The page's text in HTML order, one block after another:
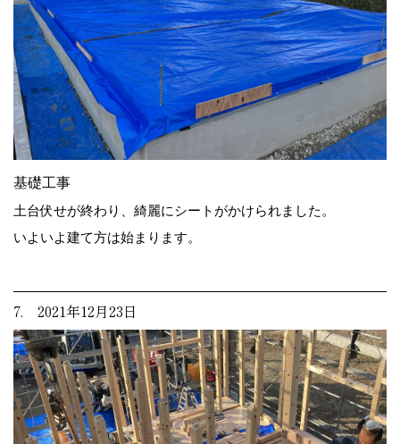
基礎工事
土台伏せが終わり、綺麗にシートがかけられました。
いよいよ建て方は始まります。
7. 2021年12月23日